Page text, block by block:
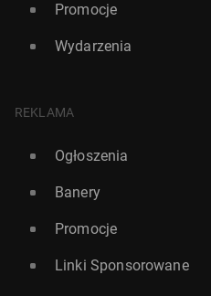
Promocje
Wydarzenia
REKLAMA
Ogłoszenia
Banery
Promocje
Linki Sponsorowane